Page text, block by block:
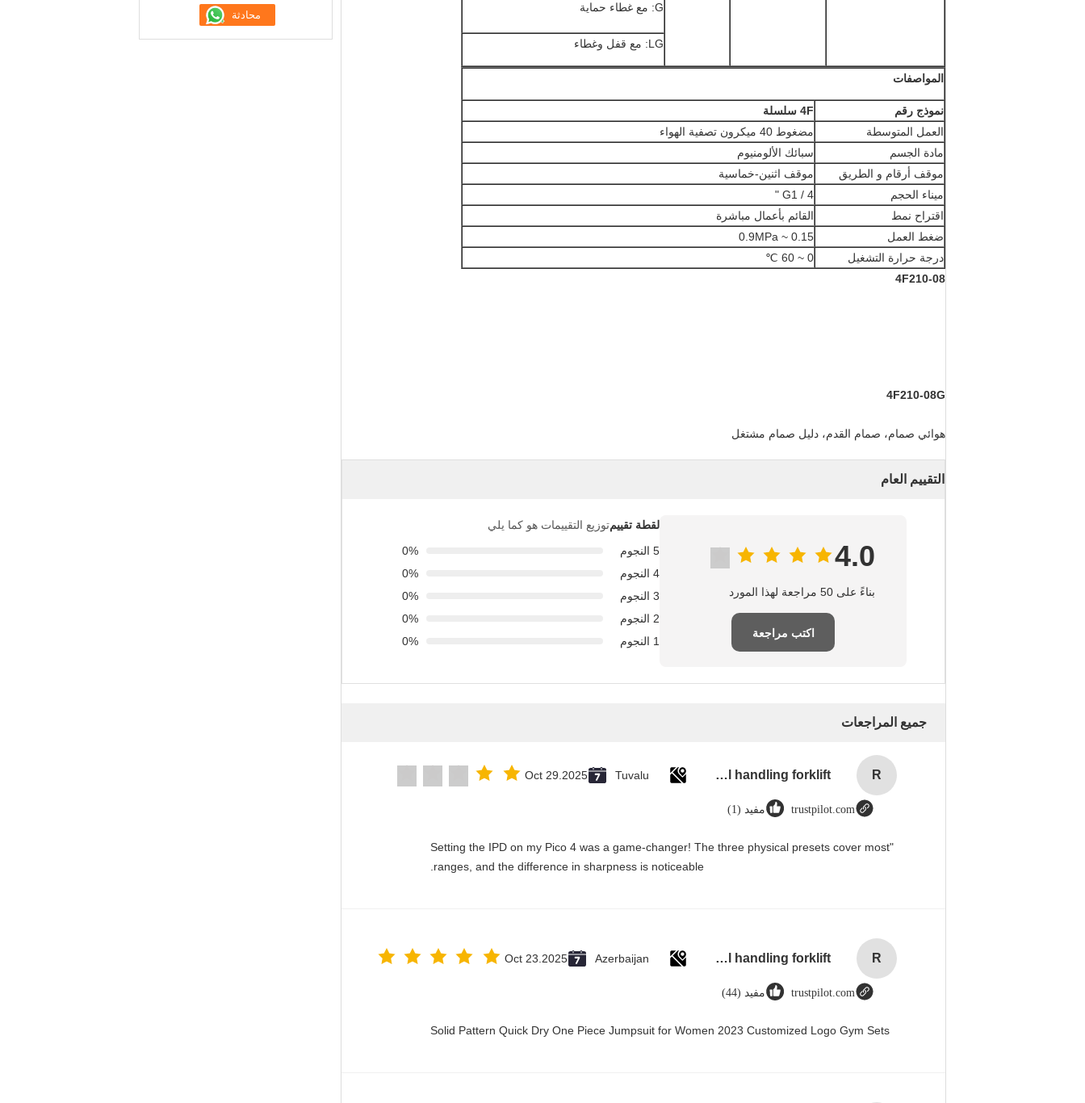
G: مع غطاء حماية
LG: مع قفل وغطاء
المواصفات
نموذج رقم
4F سلسلة
العمل المتوسطة
مضغوط 40 ميكرون تصفية الهواء
مادة الجسم
سبائك الألومنيوم
موقف أرقام و الطريق
موقف اثنين-خماسية
ميناء الحجم
G1 / 4 "
اقتراح نمط
القائم بأعمال مباشرة
ضغط العمل
0.15 ~ 0.9MPa
درجة حرارة التشغيل
0 ~ 60 ℃
4F210-08
4F210-08G
هوائي صمام، صمام القدم، دليل صمام مشتغل
التقييم العام
4.0
بناءً على 50 مراجعة لهذا المورد
اكتب مراجعة
لقطة تقييمتوزيع التقييمات هو كما يلي
5 النجوم
0%
4 النجوم
0%
3 النجوم
0%
2 النجوم
0%
1 النجوم
0%
جميع المراجعات
R
Rubber solid forklift tires For material handling forklift
Tuvalu
Oct 29.2025
trustpilot.com مفيد (1)
"Setting the IPD on my Pico 4 was a game-changer! The three physical presets cover most
ranges, and the difference in sharpness is noticeable.
R
Rubber solid forklift tires For material handling forklift
Azerbaijan
Oct 23.2025
trustpilot.com مفيد (44)
Solid Pattern Quick Dry One Piece Jumpsuit for Women 2023 Customized Logo Gym Sets